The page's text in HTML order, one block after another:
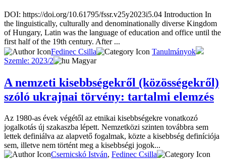
DOI: https://doi.org/10.61795/fssr.v25y2023i5.04 Introduction In
the linguistically, culturally and denominationally diverse Kingdom
of Hungary, Latin was the language of education and office until the
first half of the 19th century. After ...
Fedinec Csilla
Tanulmányok
Szemle: 2023/2
Magyar
A nemzeti kisebbségekről (közösségekről)
szóló ukrajnai törvény: tartalmi elemzés
Az 1980-as évek végétől az etnikai kisebbségekre vonatkozó
jogalkotás új szakaszba lépett. Nemzetközi szinten továbbra sem
lettek definiálva az alapvető fogalmak, közte a kisebbség definíciója
sem, illetve nem történt meg a kisebbségi jogok...
Csernicskó István, Fedinec Csilla